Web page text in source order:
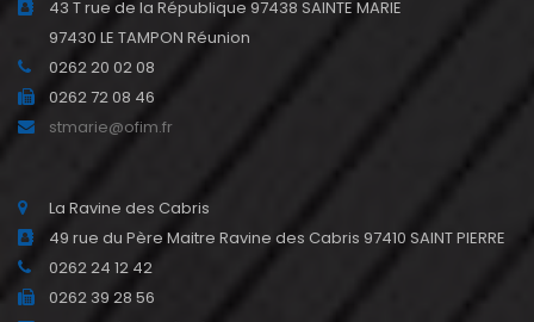
43 T rue de la République 97438 SAINTE MARIE
97430 LE TAMPON Réunion
0262 20 02 08
0262 72 08 46
stmarie@ofim.fr
La Ravine des Cabris
49 rue du Père Maitre Ravine des Cabris 97410 SAINT PIERRE
0262 24 12 42
0262 39 28 56